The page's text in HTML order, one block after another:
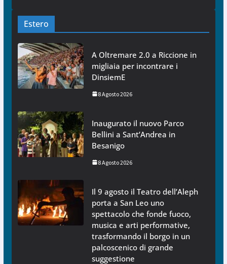
Estero
A Oltremare 2.0 a Riccione in
migliaia per incontrare i
DinsiemE
8 Agosto 2026
Inaugurato il nuovo Parco
Bellini a Sant’Andrea in
Besanigo
8 Agosto 2026
Il 9 agosto il Teatro dell’Aleph
porta a San Leo uno
spettacolo che fonde fuoco,
musica e arti performative,
trasformando il borgo in un
palcoscenico di grande
suggestione